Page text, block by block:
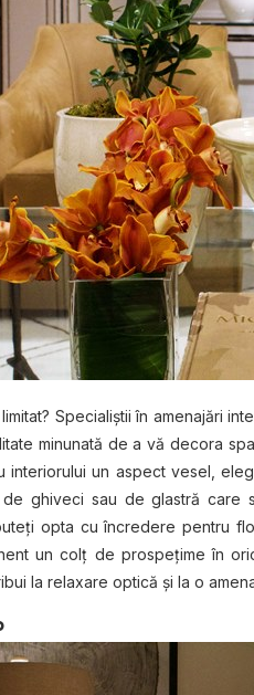
Specialiştii în amenajări
minunată de a vă decora
interiorului un aspect vesel,
de ghiveci sau de glastră
opta cu încredere pentru
un colţ de prospeţime în
la relaxare optică şi la o